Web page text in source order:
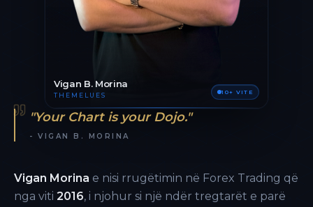
Vigan B. Morina
THEMELUES 10+ VITE
"Your Chart is your Dojo."
- VIGAN B. MORINA
Vigan Morina e nisi rrugëtimin në Forex Trading që
nga viti 2016, i njohur si një ndër tregtarët e parë